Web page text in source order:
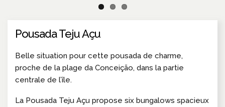
Pousada Teju Açu
Belle situation pour cette pousada de charme,
proche de la plage da Conceição, dans la partie
centrale de l’île.
La Pousada Teju Açu propose six bungalows spacieux